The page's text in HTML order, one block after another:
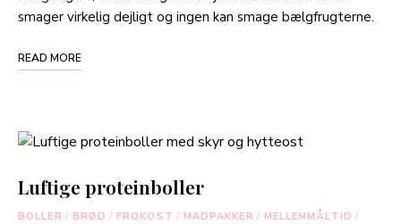
smager virkelig dejligt og ingen kan smage bælgfrugterne.
READ MORE
Luftige proteinboller
BOLLER / BRØD / FROKOST / MADPAKKER / MELLEMMÅLTID /